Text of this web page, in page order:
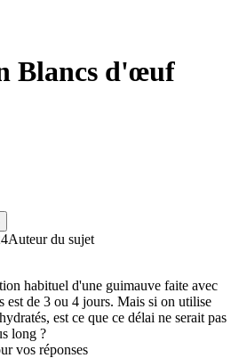
Blancs d'œuf
Auteur du sujet
habituel d'une guimauve faite avec
est de 3 ou 4 jours. Mais si on utilise
est ce que ce délai ne serait pas
long ?
vos réponses